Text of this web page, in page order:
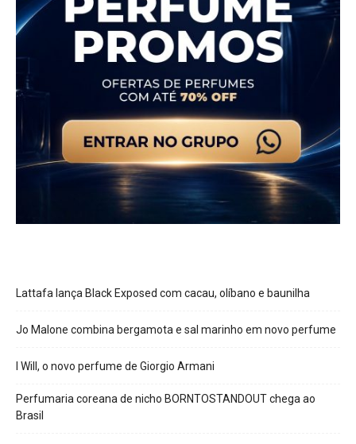
Lattafa lança Black Exposed com cacau, olíbano e baunilha
Jo Malone combina bergamota e sal marinho em novo perfume
I Will, o novo perfume de Giorgio Armani
Perfumaria coreana de nicho BORNTOSTANDOUT chega ao
Brasil